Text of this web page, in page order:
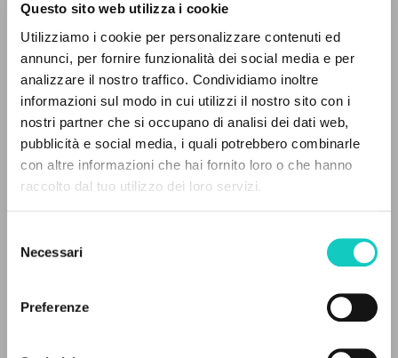
Questo sito web utilizza i cookie
Utilizziamo i cookie per personalizzare contenuti ed
annunci, per fornire funzionalità dei social media e per
analizzare il nostro traffico. Condividiamo inoltre
informazioni sul modo in cui utilizzi il nostro sito con i
nostri partner che si occupano di analisi dei dati web,
pubblicità e social media, i quali potrebbero combinarle
con altre informazioni che hai fornito loro o che hanno
raccolto dal tuo utilizzo dei loro servizi.
delNecessari
Preferenze
Giussani LuigiAuthor
von Balthasar Hans UrsIntroduction
Jaca Book
Italian
05/02/2026
THE PROJECT
The portal collects and gives access to the
writings of Luigi Giussani: nearly 5,000
bibliographic references, full texts in 5
languages, and dedicated thematic sections.